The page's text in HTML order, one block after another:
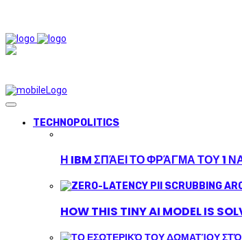
TECHNOPOLITICS
Η IBM ΣΠΆΕΙ ΤΟ ΦΡΆΓΜΑ ΤΟΥ 1
HOW THIS TINY AI MODEL IS